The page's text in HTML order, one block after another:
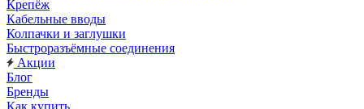
Крепёж
Кабельные вводы
Колпачки и заглушки
Быстроразъёмные соединения
Акции
Блог
Бренды
Как купить